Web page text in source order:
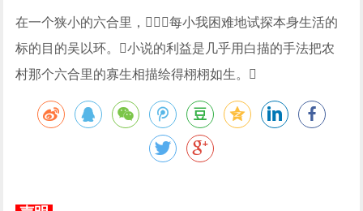
在一个狭小的六合里，每小我困难地试探本身生活的
标的目的吴以环。小说的利益是几乎用白描的手法把农
村那个六合里的寡生相描绘得栩栩如生。